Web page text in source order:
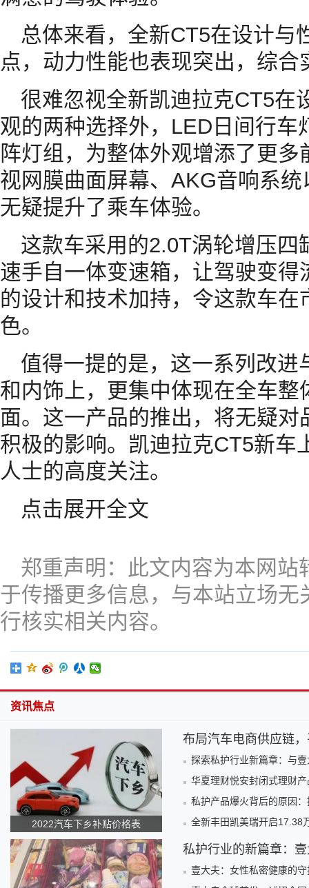
总体来看，全新CT5在设计与
点，动力性能也表现突出，综合
很难忽视全新凯迪拉克CT5在
观的两种选择外，LED日间行
阵灯组，为整体外观增添了更
视网膜曲面屏幕、AKG音响系
无疑提升了乘车体验。
这款车采用的2.0T涡轮增压
速手自一体变速箱，让驾驶变
的设计和技术加持，令这款车
色。
值得一提的是，这一系列改
和内饰上，更集中体现在全车
面。这一产品的推出，将无疑
积极的影响。凯迪拉克CT5新车
人士的高度关注。
点击展开全文
郑重声明：此文内容为本网
于传播更多信息，与本站立场
行核实相关内容。
资讯焦点
2022汽车下乡补贴价格表
布局汽车电商供应链
探索私护行业新篇章：与
华夏理财悦安封闭式理财
私护产品爆火背后的原因
全新丰田凯美瑞开启17.38
私护行业的新篇章：
壹大夫：女性私密健康的